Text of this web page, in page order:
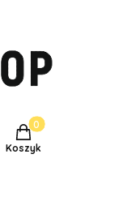
Produkty w
Koszyk